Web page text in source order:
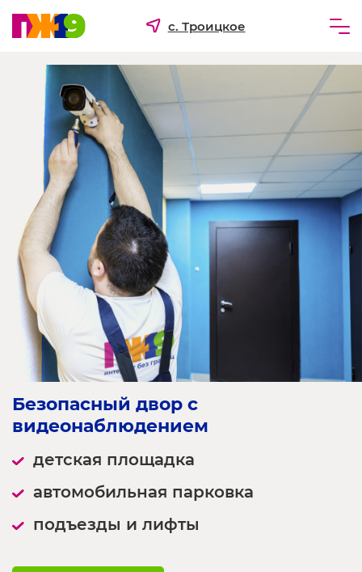
с. Троицкое
Частным лицам
Бизнесу
Для ТСЖ и УК
О компании
Безопасный двор с
видеонаблюдением
детская площадка
автомобильная парковка
подъезды и лифты